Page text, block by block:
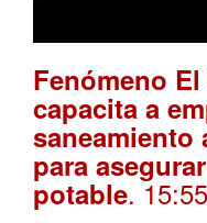
Fenómeno
capacita a
saneamiento
para
potable. 15:55